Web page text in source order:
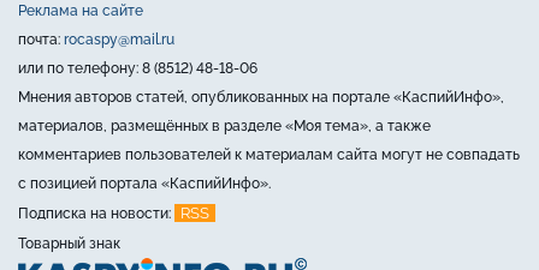
Реклама на сайте
почта: rocaspy@mail.ru
или по телефону: 8 (8512) 48-18-06
Мнения авторов статей, опубликованных на портале «КаспийИнфо»,
материалов, размещённых в разделе «Моя тема», а также
комментариев пользователей к материалам сайта могут не совпадать
с позицией портала «КаспийИнфо».
Подписка на новости:
RSS
Товарный знак